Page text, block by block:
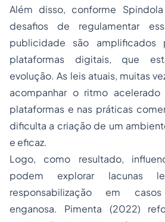
Além disso, conforme
desafios de regulamentar
publicidade são amplificados
plataformas digitais, que
evolução. As leis atuais, muitas
acompanhar o ritmo
plataformas e nas práticas
dificulta a criação de um
e eficaz.
Logo, como resultado,
podem explorar lacunas
responsabilização em
enganosa. Pimenta (2022)